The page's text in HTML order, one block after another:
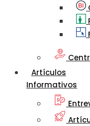
Artículos
Informativos